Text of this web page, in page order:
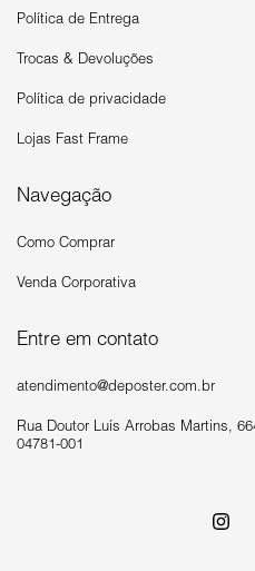
Política de Entrega
Trocas & Devoluções
Política de privacidade
Lojas Fast Frame
Navegação
Como Comprar
Venda Corporativa
Entre em contato
atendimento@deposter.com.br
Rua Doutor Luís Arrobas Martins,
04781-001